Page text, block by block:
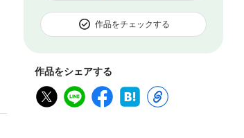
作品をチェックする
作品をシェアする